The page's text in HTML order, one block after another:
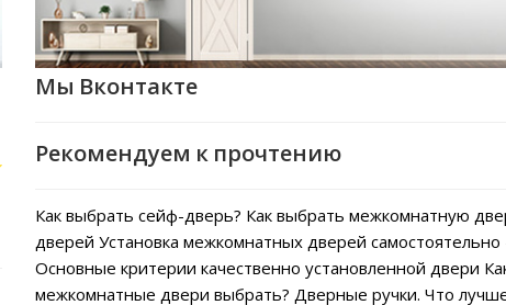
Мы Вконтакте
Рекомендуем к прочтению
Как выбрать сейф-дверь? Как выбрать межкомнатную
дверей Установка межкомнатных дверей самостоятельно
Основные критерии качественно установленной двери
межкомнатные двери выбрать? Дверные ручки. Что